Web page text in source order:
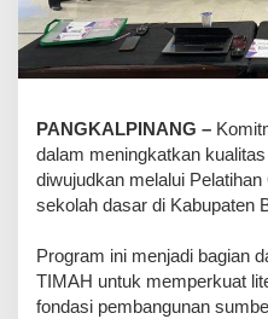
PANGKALPINANG –
dalam meningkatkan
diwujudkan melalui
sekolah dasar di Kabupaten
Program ini menjadi bagian
TIMAH untuk memperkuat
fondasi pembangunan